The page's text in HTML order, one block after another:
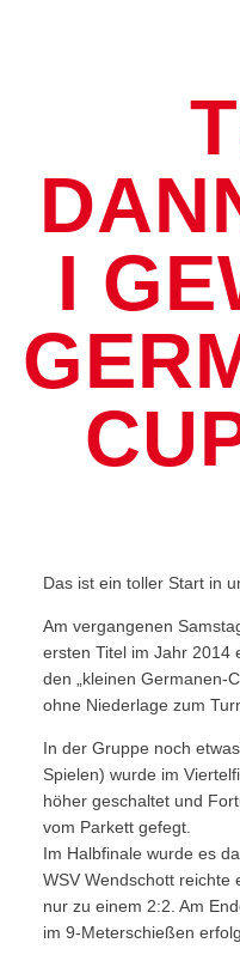
I
Das ist ein toller Start in
Am vergangenen
ersten Titel im Jahr 2014
den „kleinen Germanen-
ohne Niederlage zum
In der Gruppe noch
Spielen) wurde im
höher geschaltet und
vom Parkett gefegt.
Im Halbfinale wurde es
WSV Wendschott reichte
nur zu einem 2:2. Am
im 9-Meterschießen